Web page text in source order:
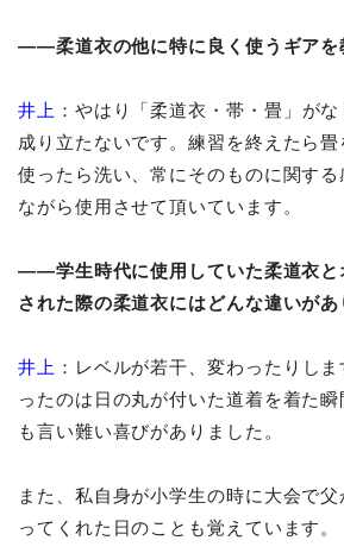
――柔道衣の他に特に良く使うギアを
井上 ：やはり「柔道衣・帯・畳」が
成り立たないです。練習を終えたら
使ったら洗い、常にそのものに関す
ながら使用させて頂いています。
――学生時代に使用していた柔道衣と
された際の柔道衣にはどんな違いが
井上 ：レベルが若干、変わったりし
ったのは日の丸が付いた道着を着た
も言い難い喜びがありました。
また、私自身が小学生の時に大会で
ってくれた日のことも覚えています